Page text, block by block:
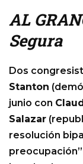
AL
Segura
Dos
Stanton
junio con
Salazar
resolución